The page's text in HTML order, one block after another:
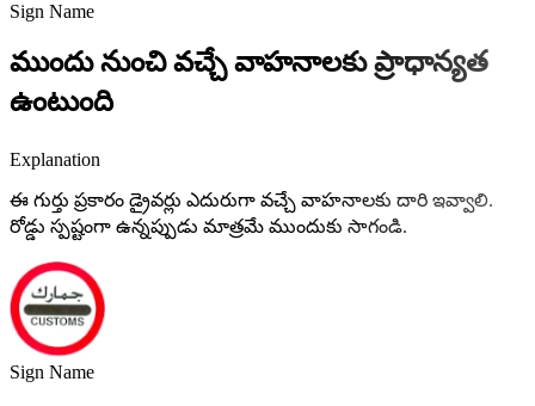
Sign Name
ముందు నుంచి వచ్చే వాహనాలకు ప్రాధాన్యత
ఉంటుంది
Explanation
ఈ గుర్తు ప్రకారం డ్రైవర్లు ఎదురుగా వచ్చే వాహనాలకు దారి ఇవ్వాలి.
రోడ్డు స్పష్టంగా ఉన్నప్పుడు మాత్రమే ముందుకు సాగండి.
Sign Name